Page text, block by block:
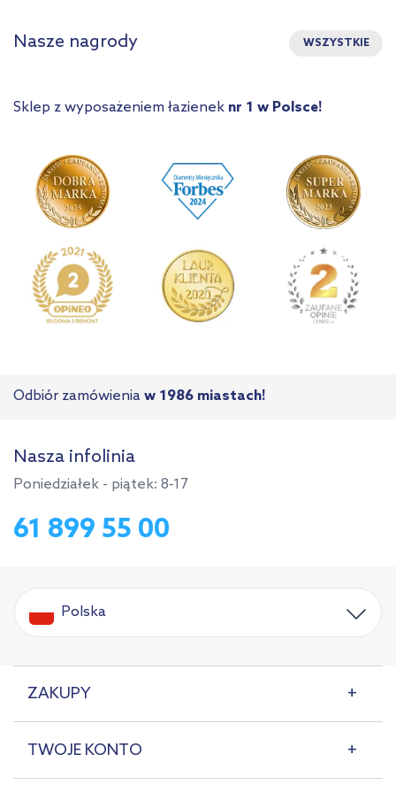
Nasze nagrody WSZYSTKIE
Sklep z wyposażeniem łazienek nr 1 w Polsce!
Odbiór zamówienia w 1986 miastach!
Nasza infolinia
Poniedziałek - piątek: 8-17
61 899 55 00
Polska
ZAKUPY
TWOJE KONTO